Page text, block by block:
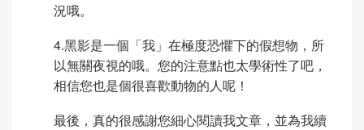
況哦。
4.黑影是一個「我」在極度恐懼下的假想物，所
以無關夜視的哦。您的注意點也太學術性了吧，
相信您也是個很喜歡動物的人呢！
最後，真的很感謝您細心閱讀我文章，並為我續